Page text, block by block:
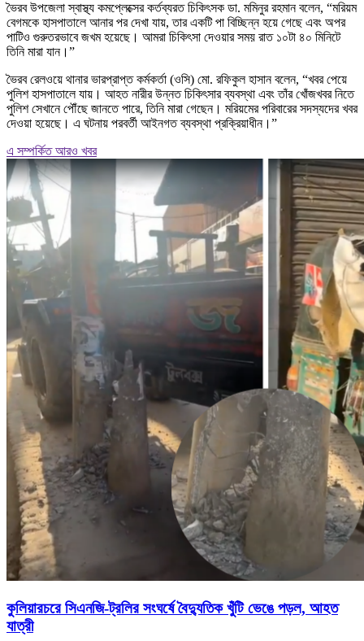
ভৈরব উপজেলা স্বাস্থ্য কমপ্লেক্সের কর্তব্যরত চিকিৎসক ডা. মমিনুর রহমান বলেন, “মরিয়ম
বেগমকে হাসপাতালে আনার পর দেখা যায়, তার একটি পা বিচ্ছিন্ন হয়ে গেছে এবং অপর
পাটিও গুরুতরভাবে জখম হয়েছে। আমরা চিকিৎসা দেওয়ার সময় রাত ১০টা ৪০ মিনিটে
তিনি মারা যান।”
ভৈরব রেলওয়ে থানার ভারপ্রাপ্ত কর্মকর্তা (ওসি) মো. রফিকুল হাসান বলেন, “খবর পেয়ে
পুলিশ হাসপাতালে যায়। আহত নারীর উন্নত চিকিৎসার ব্যবস্থা এবং তাঁর খোঁজখবর নিতে
পুলিশ সেখানে পৌঁছে জানতে পারে, তিনি মারা গেছেন। মরিয়মের পরিবারের সদস্যদের খবর
দেওয়া হয়েছে। এ ঘটনায় পরবর্তী আইনগত ব্যবস্থা প্রক্রিয়াধীন।”
এ সম্পর্কিত আরও খবর
কুলিয়ারচরে সিএনজি-ট্রলির সংঘর্ষে বৈদ্যুতিক খুঁটি ভেঙে পড়ল, আহত
যাত্রী